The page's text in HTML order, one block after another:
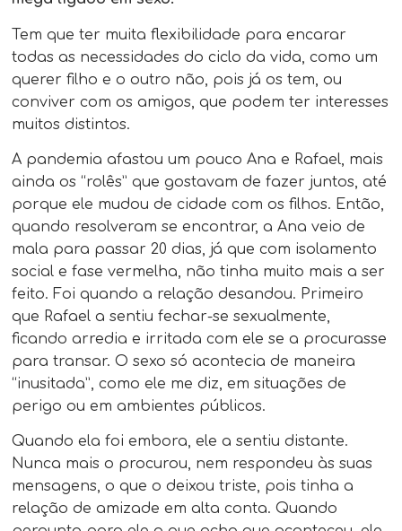
Tem que ter muita flexibilidade para encarar
todas as necessidades do ciclo da vida, como um
querer filho e o outro não, pois já os tem, ou
conviver com os amigos, que podem ter interesses
muitos distintos.
A pandemia afastou um pouco Ana e Rafael, mais
ainda os “rolês” que gostavam de fazer juntos, até
porque ele mudou de cidade com os filhos. Então,
quando resolveram se encontrar, a Ana veio de
mala para passar 20 dias, já que com isolamento
social e fase vermelha, não tinha muito mais a ser
feito. Foi quando a relação desandou. Primeiro
que Rafael a sentiu fechar-se sexualmente,
ficando arredia e irritada com ele se a procurasse
para transar. O sexo só acontecia de maneira
“inusitada”, como ele me diz, em situações de
perigo ou em ambientes públicos.
Quando ela foi embora, ele a sentiu distante.
Nunca mais o procurou, nem respondeu às suas
mensagens, o que o deixou triste, pois tinha a
relação de amizade em alta conta. Quando